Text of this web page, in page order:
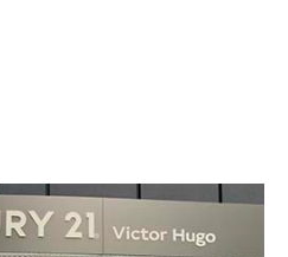
21 Victor Hugo